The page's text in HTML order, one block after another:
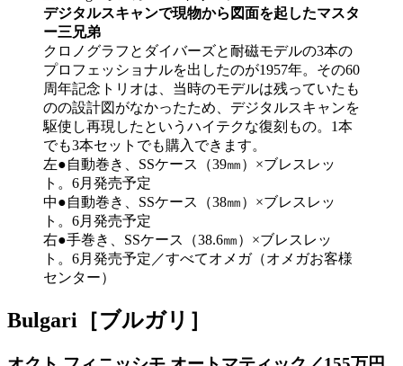
デジタルスキャンで現物から図面を起したマスタ
ー三兄弟
クロノグラフとダイバーズと耐磁モデルの3本の
プロフェッショナルを出したのが1957年。その60
周年記念トリオは、当時のモデルは残っていたも
のの設計図がなかったため、デジタルスキャンを
駆使し再現したというハイテクな復刻もの。1本
でも3本セットでも購入できます。
左●自動巻き、SSケース（39㎜）×ブレスレッ
ト。6月発売予定
中●自動巻き、SSケース（38㎜）×ブレスレッ
ト。6月発売予定
右●手巻き、SSケース（38.6㎜）×ブレスレッ
ト。6月発売予定／すべてオメガ（オメガお客様
センター）
Bulgari［ブルガリ］